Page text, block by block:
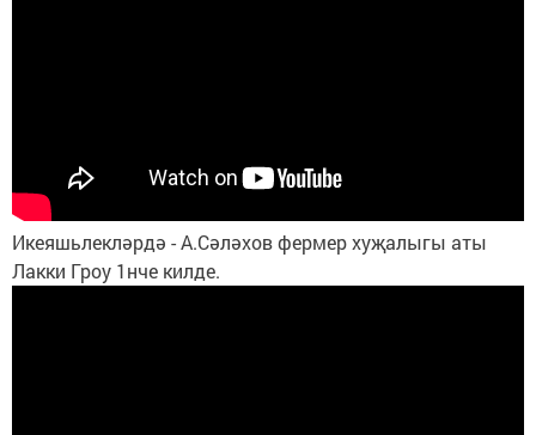
Икеяшьлекләрдә - А.Сәләхов фермер хуҗалыгы аты
Лакки Гроу 1нче килде.